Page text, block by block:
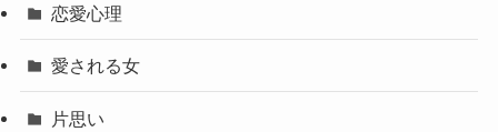
恋愛心理
愛される女
片思い